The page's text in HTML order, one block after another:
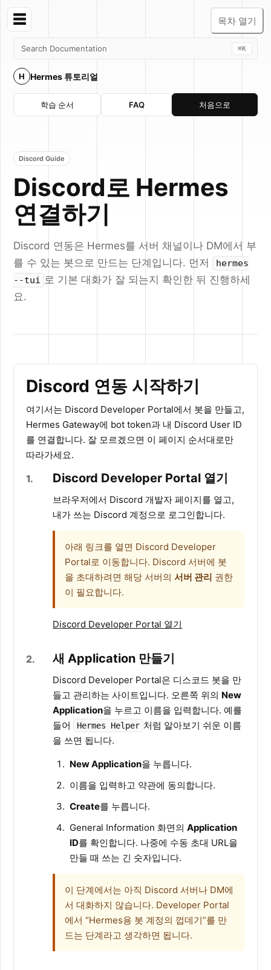
☰ 목차 열기
H Hermes 튜토리얼
Search Documentation ⌘K
학습 순서 FAQ 처음으로
Discord Guide
Discord로 Hermes
연결하기
Discord 연동은 Hermes를 서버 채널이나 DM에서 부
를 수 있는 봇으로 만드는 단계입니다. 먼저
hermes
--tui 로 기본 대화가 잘 되는지 확인한 뒤 진행하세
요.
Discord 연동 시작하기
여기서는 Discord Developer Portal에서 봇을 만들고,
Hermes Gateway에 bot token과 내 Discord User ID
를 연결합니다. 잘 모르겠으면 이 페이지 순서대로만
따라가세요.
1 Discord Developer Portal 열기
브라우저에서 Discord 개발자 페이지를 열고,
내가 쓰는 Discord 계정으로 로그인합니다.
아래 링크를 열면 Discord Developer
Portal로 이동합니다. Discord 서버에 봇
을 초대하려면 해당 서버의서버 관리 권한
이 필요합니다.
Discord Developer Portal 열기
2 새 Application 만들기
Discord Developer Portal은 디스코드 봇을 만
들고 관리하는 사이트입니다. 오른쪽 위의 New
Application을 누르고 이름을 입력합니다. 예를
들어
Hermes Helper 처럼 알아보기 쉬운 이름
을 쓰면 됩니다.
New Application을 누릅니다.
이름을 입력하고 약관에 동의합니다.
Create를 누릅니다.
General Information 화면의Application
ID를 확인합니다. 나중에 수동 초대 URL을
만들 때 쓰는 긴 숫자입니다.
이 단계에서는 아직 Discord 서버나 DM에
서 대화하지 않습니다. Developer Portal
에서 “Hermes용 봇 계정의 껍데기”를 만
드는 단계라고 생각하면 됩니다.